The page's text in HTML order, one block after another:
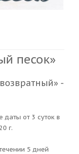
песок»
-
от 3 суток в
г.
5 дней